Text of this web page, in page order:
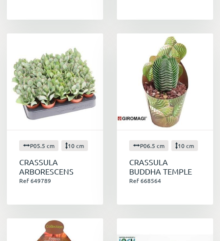
P05.5 cm 10 cm
CRASSULA
ARBORESCENS
Ref 649789
P06.5 cm 10 cm
CRASSULA
BUDDHA TEMPLE
Ref 668564